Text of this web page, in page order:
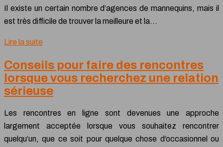
Il existe un certain nombre d’agences de mannequins, mais il
est très difficile de trouver la meilleure et la…
Lire la suite
Conseils pour faire des rencontres
lorsque vous recherchez une relation
sérieuse
Les rencontres en ligne sont devenues une approche
largement acceptée lorsque vous souhaitez rencontrer
quelqu’un, que ce soit pour quelque chose d’occasionnel ou